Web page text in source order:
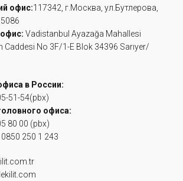
+7 (495) 203-33-08
+7 (495) 319-16-27
офис:117342, г.Москва, ул.Бутлерова,
Vadistanbul Ayazağa Mahallesi
Caddesi No 3F/1-E Blok 34396 Sarıyer/
в России:
51-54(pbx)
офиса:
80 00 (pbx)
0850 250 1 243